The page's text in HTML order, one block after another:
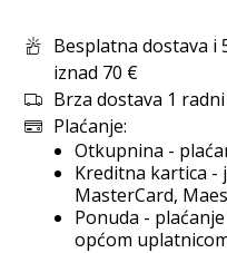
Besplatna dostava i
iznad 70 €
Brza dostava 1
Plaćanje:
Otkupnina -
Kreditna kartica -
MasterCard,
Ponuda -
općom